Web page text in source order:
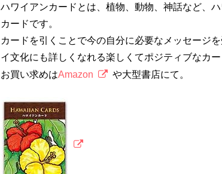
ハワイアンカードとは、植物、動物、神話など、
カードです。
カードを引くことで今の自分に必要なメッセージ
イ文化にも詳しくなれる楽しくてポジティブなカー
お買い求めはAmazon や大型書店にて。